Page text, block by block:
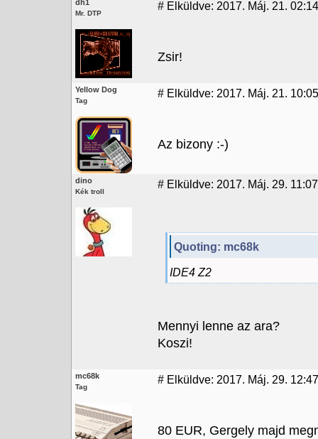
dh1
Mr. DTP
# Elküldve: 2017. Máj. 21. 02:14
Zsir!
Yellow Dog
Tag
# Elküldve: 2017. Máj. 21. 10:05
Az bizony :-)
dino
Kék troll
# Elküldve: 2017. Máj. 29. 11:07
Quoting: mc68k
IDE4 Z2
Mennyi lenne az ara?
Koszi!
mc68k
Tag
# Elküldve: 2017. Máj. 29. 12:47
80 EUR, Gergely majd